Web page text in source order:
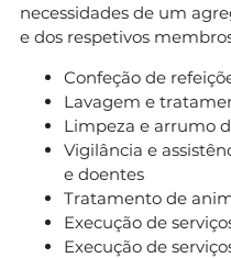
necessidades de um
e dos respetivos
Confeção de
Lavagem e
Limpeza e arrumo
Vigilância e
e doentes
Tratamento de
Execução de
Execução de